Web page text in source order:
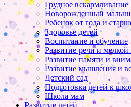
Грудное вскармливание
Новорожденный малыш
Ребенок от года и
Здоровье детей
Воспитание и обучение
Развитие речи и
Развитие памяти и
Развитие мышления и
Детский сад
Подготовка детей к
Школа мам
Развитие детей